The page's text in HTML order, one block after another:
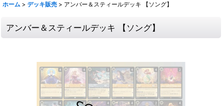
ホーム > デッキ販売 > アンバー＆スティールデッキ 【ソング】
アンバー＆スティールデッキ 【ソング】